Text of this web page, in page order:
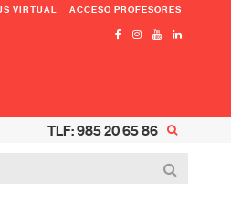
VIRTUAL ACCESO PROFESORES
TLF: 985 20 65 86